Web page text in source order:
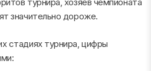
турнира, хозяев чемпионата
значительно дороже.
стадиях турнира, цифры